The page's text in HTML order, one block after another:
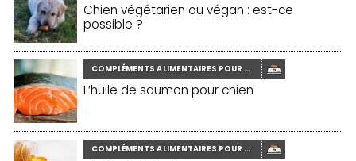
Chien végétarien ou végan : est-ce
possible ?
COMPLÉMENTS ALIMENTAIRES POUR CHIEN
L’huile de saumon pour chien
COMPLÉMENTS ALIMENTAIRES POUR CHIEN